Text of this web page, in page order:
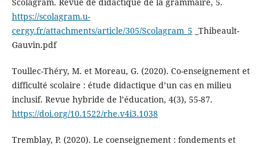
https://scolagram.u-
cergy.fr/attachments/article/305/Scolagram_5 _Thibeault-
Gauvin.pdf
Toullec-Théry, M. et Moreau, G. (2020). Co-enseignement et
difficulté scolaire : étude didactique d’un cas en milieu
inclusif. Revue hybride de l’éducation, 4(3), 55-87.
https://doi.org/10.1522/rhe.v4i3.1038
Tremblay, P. (2020). Le coenseignement : fondements et